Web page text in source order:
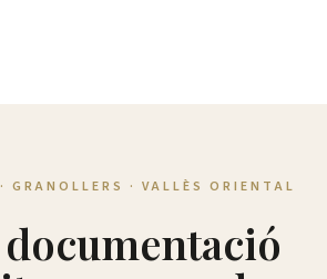
GRANOLLERS · VALLÈS ORIENTAL